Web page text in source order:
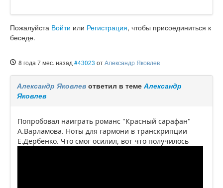
Пожалуйста Войти или Регистрация, чтобы присоединиться к
беседе.
8 года 7 мес. назад #43023 отАлександр Яковлев
Александр Яковлев ответил в теме Александр
Яковлев
Попробовал наиграть романс "Красный сарафан"
А.Варламова. Ноты для гармони в транскрипции
Е.Дербенко. Что смог осилил, вот что получилось